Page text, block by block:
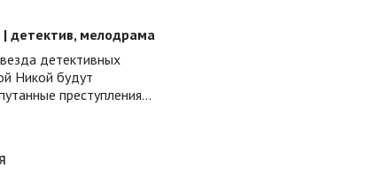
| детектив, мелодрама
детективных
Никой будут
преступления…